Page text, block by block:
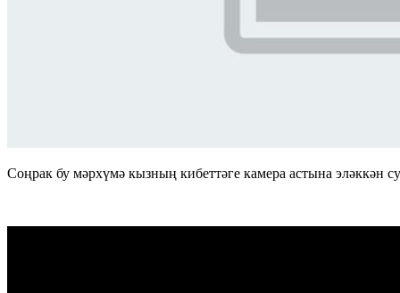
Соңрак бу мәрхүмә кызның кибеттәге камера астына эләккән